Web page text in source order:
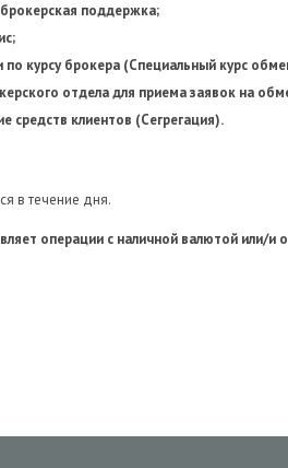
поддержка;
курсу брокера (Специальный курс
отдела для приема заявок на
средств клиентов (Сегрегация).
в течение дня.
операции с наличной валютой или/и